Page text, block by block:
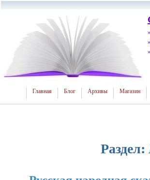
Главная Блог Архивы Магазин
Раздел: